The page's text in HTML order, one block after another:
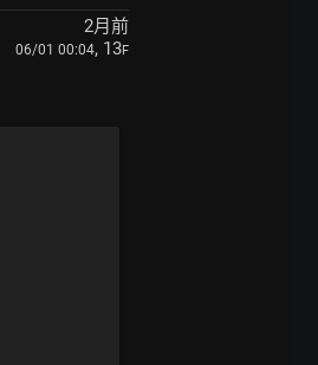
2月前
06/01 00:04, 13F